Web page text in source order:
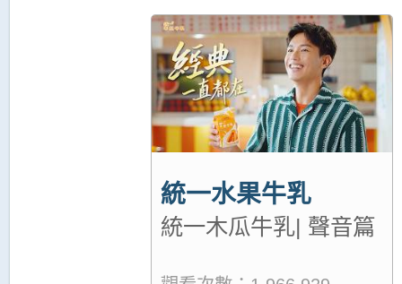
統一水果牛乳
統一木瓜牛乳| 聲音篇